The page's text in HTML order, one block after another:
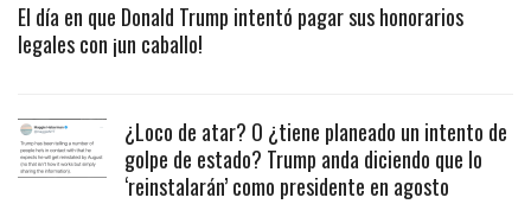
El día en que Donald Trump intentó pagar sus honorarios
legales con ¡un caballo!
¿Loco de atar? O ¿tiene planeado un intento de
golpe de estado? Trump anda diciendo que lo
‘reinstalarán’ como presidente en agosto